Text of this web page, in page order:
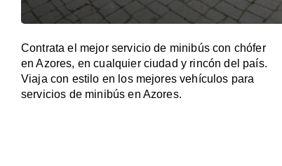
Contrata el mejor servicio de minibús con chófer
en Azores, en cualquier ciudad y rincón del país.
Viaja con estilo en los mejores vehículos para
servicios de minibús en Azores.